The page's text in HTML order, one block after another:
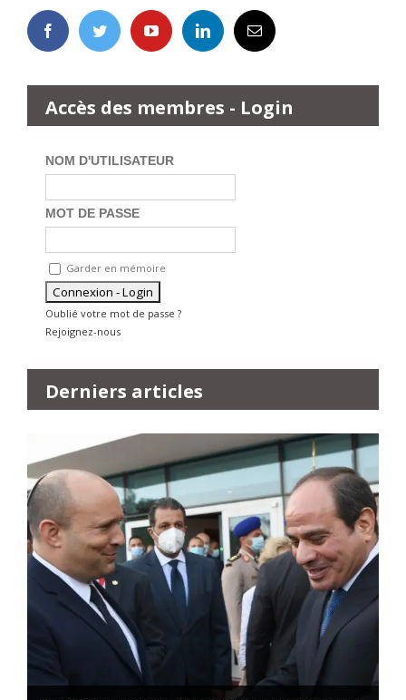
Accès des membres - Login
NOM D'UTILISATEUR
MOT DE PASSE
Garder en mémoire
Oublié votre mot de passe ?
Rejoignez-nous
Derniers articles